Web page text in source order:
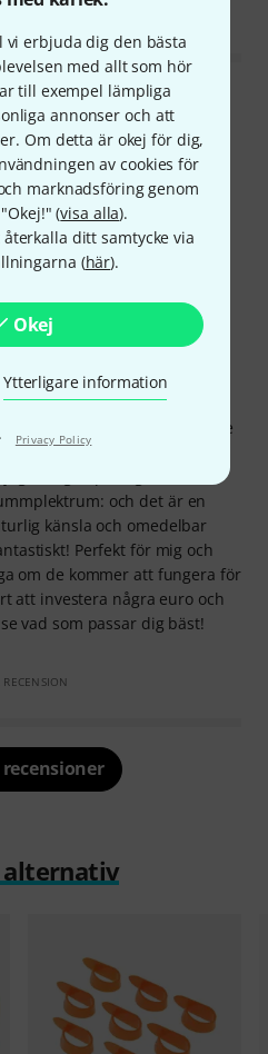
vi erbjuda dig den bästa
med allt som hör
till exempel lämpliga
annonser och att
Om detta är okej för dig,
av cookies för
marknadsföring genom
(visa alla).
ditt samtycke via
(här).
Okej
Ytterligare information
· Privacy Policy
provar på banjo med typisk
är viktiga för det
tidigare erfarenhet av
min banjo kom den med ett
Tyvärr var
för min spelstil; jag kunde inte
var redo att ge upp. Efter
äntligen på väg dit. Sedan
och det är en
känsla och omedelbar
Perfekt för mig och
om de kommer att fungera för
att investera några euro och
vad som passar dig bäst!
alternativ